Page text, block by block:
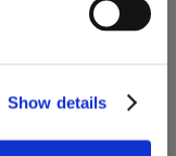
Show details